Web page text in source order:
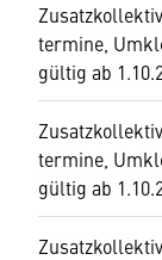
termine,
gültig ab
termine,
gültig ab